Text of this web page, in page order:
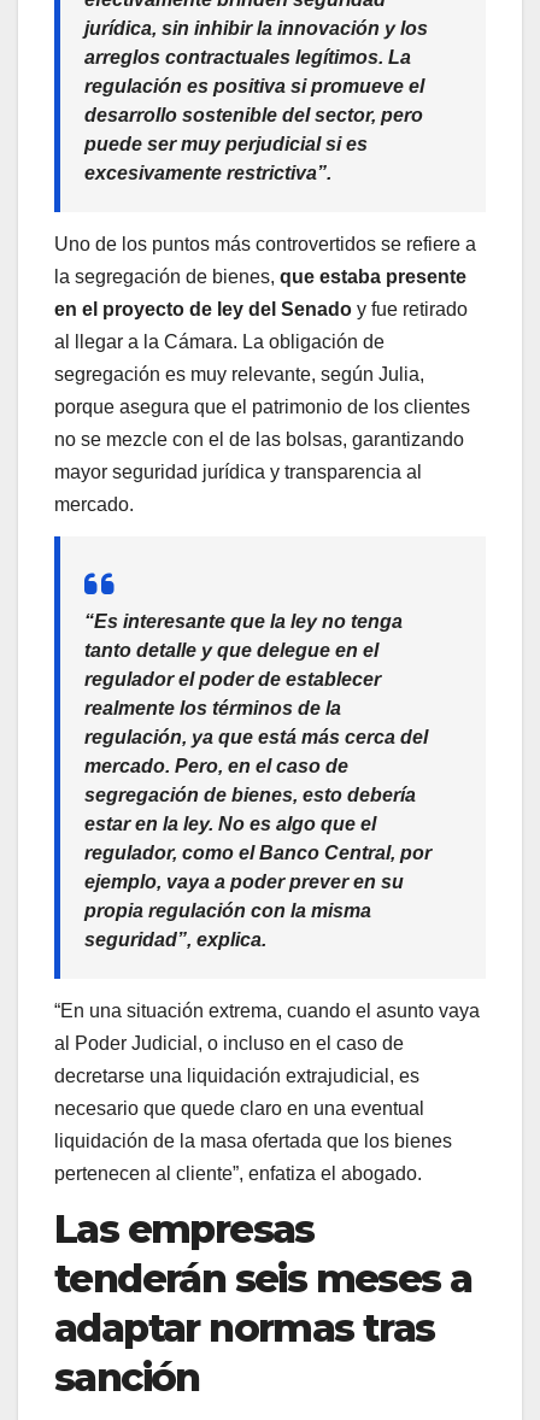
jurídica, sin inhibir la innovación y los
arreglos contractuales legítimos. La
regulación es positiva si promueve el
desarrollo sostenible del sector, pero
puede ser muy perjudicial si es
excesivamente restrictiva”.
Uno de los puntos más controvertidos se refiere a
la segregación de bienes, que estaba presente
en el proyecto de ley del Senado y fue retirado
al llegar a la Cámara. La obligación de
segregación es muy relevante, según Julia,
porque asegura que el patrimonio de los clientes
no se mezcle con el de las bolsas, garantizando
mayor seguridad jurídica y transparencia al
mercado.
“Es interesante que la ley no tenga
tanto detalle y que delegue en el
regulador el poder de establecer
realmente los términos de la
regulación, ya que está más cerca del
mercado. Pero, en el caso de
segregación de bienes, esto debería
estar en la ley. No es algo que el
regulador, como el Banco Central, por
ejemplo, vaya a poder prever en su
propia regulación con la misma
seguridad”, explica.
“En una situación extrema, cuando el asunto vaya
al Poder Judicial, o incluso en el caso de
decretarse una liquidación extrajudicial, es
necesario que quede claro en una eventual
liquidación de la masa ofertada que los bienes
pertenecen al cliente”, enfatiza el abogado.
Las empresas
tenderán seis meses a
adaptar normas tras
sanción